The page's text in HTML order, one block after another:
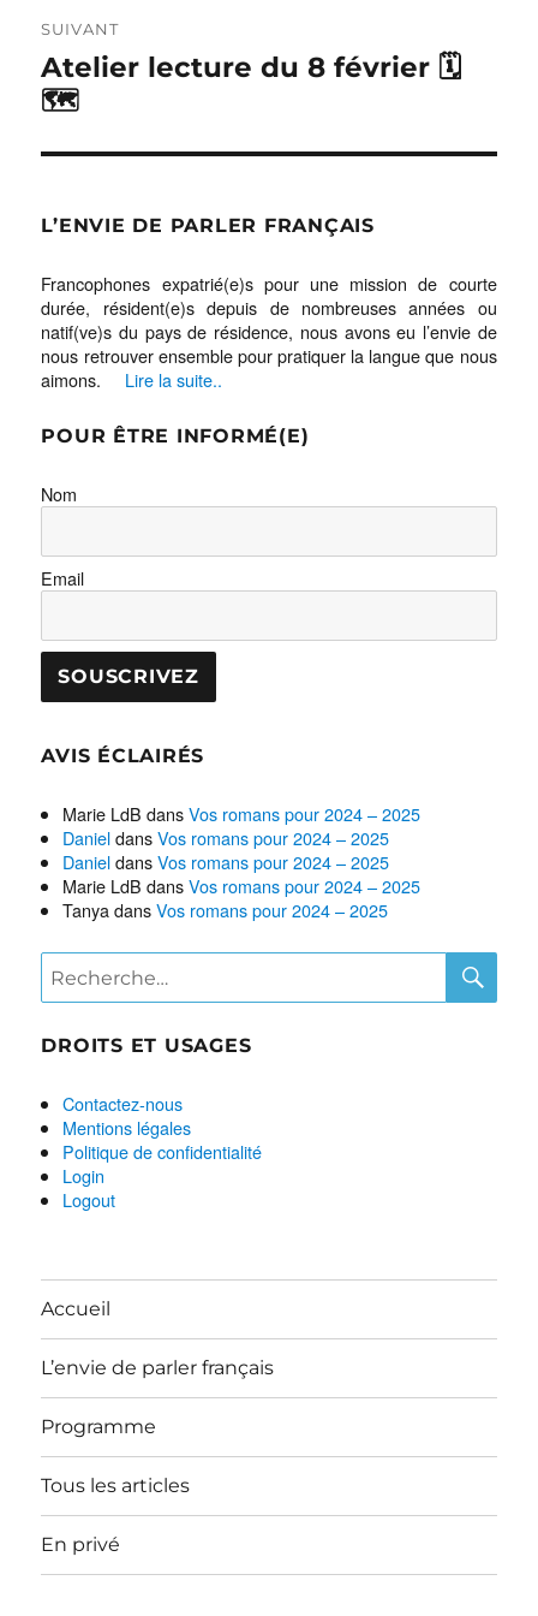
SUIVANT
Publication
suivante :
Atelier lecture du 8 février 🗓
🗺
L’ENVIE DE PARLER FRANÇAIS
Francophones expatrié(e)s pour une mission de courte
durée, résident(e)s depuis de nombreuses années ou
natif(ve)s du pays de résidence, nous avons eu l’envie de
nous retrouver ensemble pour pratiquer la langue que nous
aimons. Lire la suite..
POUR ÊTRE INFORMÉ(E)
Nom
Email
AVIS ÉCLAIRÉS
Marie LdB dansVos romans pour 2024 – 2025
DanieldansVos romans pour 2024 – 2025
DanieldansVos romans pour 2024 – 2025
Marie LdB dansVos romans pour 2024 – 2025
TanyadansVos romans pour 2024 – 2025
Recherche
pour :
DROITS ET USAGES
Contactez-nous
Mentions légales
Politique de confidentialité
Login
Logout
Accueil
L’envie de parler français
Programme
Tous les articles
En privé